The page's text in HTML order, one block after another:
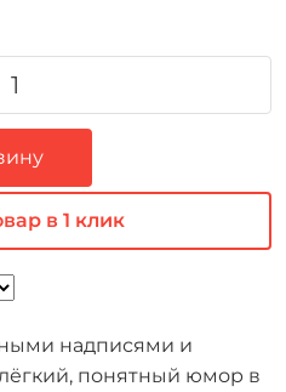
в 1 клик
надписями и
понятный юмор в